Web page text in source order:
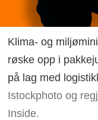
Klima- og
røske opp i
på lag med
Istockphoto og
Inside.